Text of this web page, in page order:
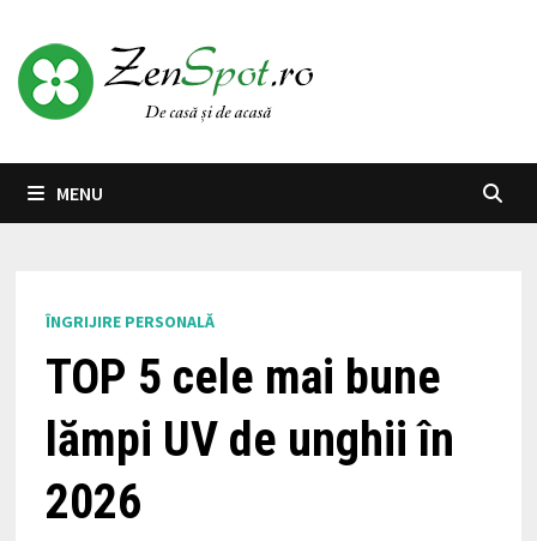
content
MENU
ÎNGRIJIRE PERSONALĂ
TOP 5 cele mai bune
lămpi UV de unghii în
2026